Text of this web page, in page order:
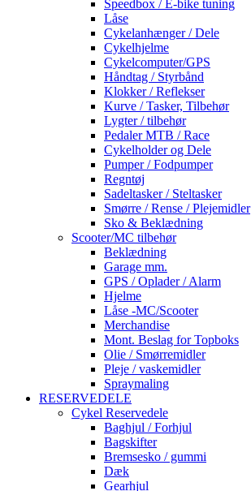
Speedbox / E-bike tuning
Låse
Cykelanhænger / Dele
Cykelhjelme
Cykelcomputer/GPS
Håndtag / Styrbånd
Klokker / Reflekser
Kurve / Tasker, Tilbehør
Lygter / tilbehør
Pedaler MTB / Race
Cykelholder og Dele
Pumper / Fodpumper
Regntøj
Sadeltasker / Steltasker
Smørre / Rense / Plejemidler
Sko & Beklædning
Scooter/MC tilbehør
Beklædning
Garage mm.
GPS / Oplader / Alarm
Hjelme
Låse -MC/Scooter
Merchandise
Mont. Beslag for Topboks
Olie / Smørremidler
Pleje / vaskemidler
Spraymaling
RESERVEDELE
Cykel Reservedele
Baghjul / Forhjul
Bagskifter
Bremsesko / gummi
Dæk
Gearhjul